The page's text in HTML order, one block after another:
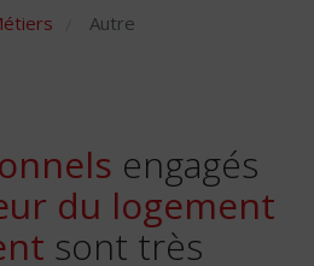
Autre
engagés
du logement
sont très